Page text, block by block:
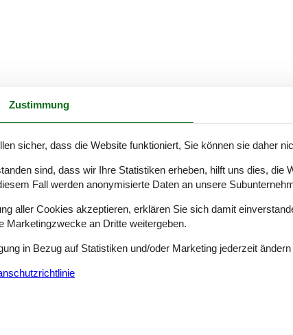
Zustimmung
sicher, dass die Website funktioniert, Sie können sie daher
sind, dass wir Ihre Statistiken erheben, hilft uns dies, die
Fall werden anonymisierte Daten an unsere
aller Cookies akzeptieren, erklären Sie sich damit
Marketingzwecke an Dritte weitergeben.
in Bezug auf Statistiken und/oder Marketing jederzeit